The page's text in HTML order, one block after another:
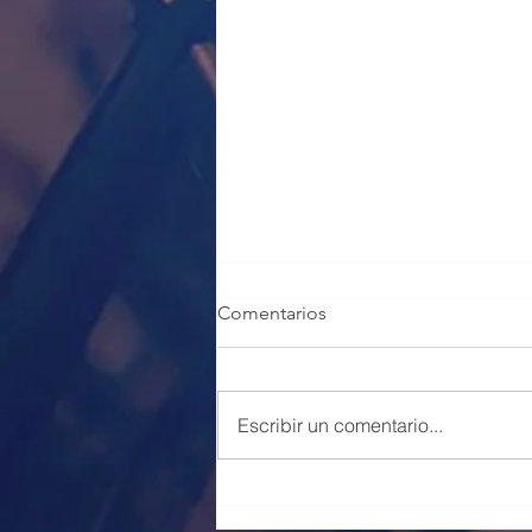
Comentarios
Escribir un comentario...